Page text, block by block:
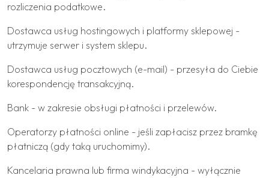
rozliczenia podatkowe.
Dostawca usług hostingowych i platformy sklepowej -
utrzymuje serwer i system sklepu.
Dostawca usług pocztowych (e-mail) - przesyła do Ciebie
korespondencję transakcyjną.
Bank - w zakresie obsługi płatności i przelewów.
Operatorzy płatności online - jeśli zapłacisz przez bramkę
płatniczą (gdy taką uruchomimy).
Kancelaria prawna lub firma windykacyjna - wyłącznie